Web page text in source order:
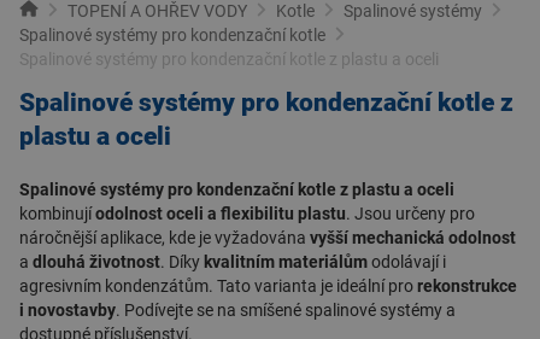
TOPENÍ A OHŘEV VODY Kotle
Spalinové systémy
Spalinové systémy pro kondenzační kotle
Spalinové systémy pro kondenzační kotle z plastu a oceli
Spalinové systémy pro kondenzační kotle z
plastu a oceli
Spalinové systémy pro kondenzační kotle z plastu a oceli
kombinujíodolnost oceli a flexibilitu plastu. Jsou určeny pro
náročnější aplikace, kde je vyžadována vyšší mechanická odolnost
a dlouhá životnost. Díky kvalitním materiálůmodolávají i
agresivním kondenzátům. Tato varianta je ideální prorekonstrukce
i novostavby. Podívejte se na smíšené spalinové systémy a
dostupné příslušenství.